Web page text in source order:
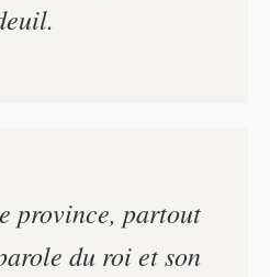
province, partout
du roi et son